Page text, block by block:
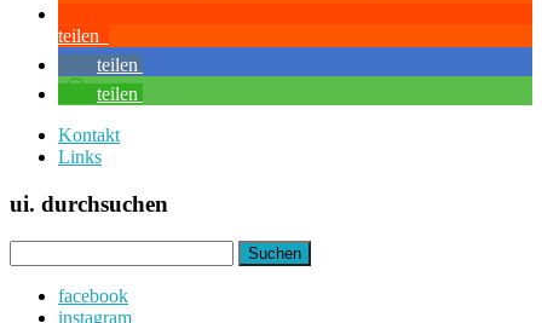
teilen
teilen
teilen
Kontakt
Links
ui. durchsuchen
nach:
facebook
instagram